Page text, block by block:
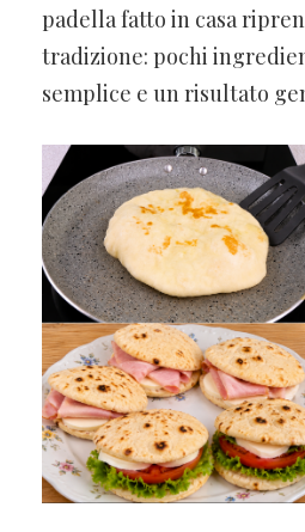
padella fatto in casa
tradizione: pochi
semplice e un risultato